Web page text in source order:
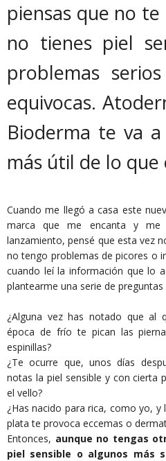
piensas que no
no tienes piel
problemas
equivocas.
Bioderma te va
más útil de lo que
Cuando me llegó a casa este
marca que me encanta y me
lanzamiento, pensé que esta vez
no tengo problemas de picores o
cuando leí la información que lo
plantearme una serie de
¿Alguna vez has notado que al
época de frío te pican las
espinillas?
¿Te ocurre que, unos días
notas la piel sensible y con cierta
el vello?
¿Has nacido para rica, como yo,
plata te provoca eccemas o
Entonces, aunque no tengas
piel sensible o algunos más